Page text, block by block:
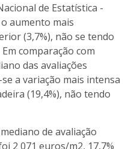
de Estatística -
aumento mais
(3,7%), não se tendo
comparação com
das avaliações
a variação mais intensa
(19,4%), não tendo
de avaliação
2 071 euros/m2, 17,7%